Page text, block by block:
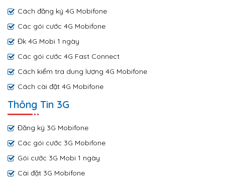
Cách đăng ký 4G Mobifone
Các gói cước 4G Mobifone
Đk 4G Mobi 1 ngày
Các gói cước 4G Fast Connect
Cách kiểm tra dung lượng 4G Mobifone
Cách cài đặt 4G Mobifone
Thông Tin 3G
Đăng ký 3G Mobifone
Các gói cước 3G Mobifone
Gói cước 3G Mobi 1 ngày
Cài đặt 3G Mobifone